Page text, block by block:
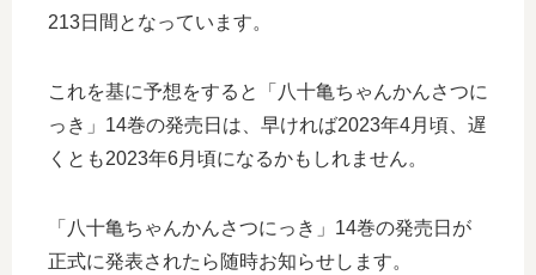
213日間となっています。
これを基に予想をすると「八十亀ちゃんかんさつに
っき」14巻の発売日は、早ければ2023年4月頃、遅
くとも2023年6月頃になるかもしれません。
「八十亀ちゃんかんさつにっき」14巻の発売日が
正式に発表されたら随時お知らせします。